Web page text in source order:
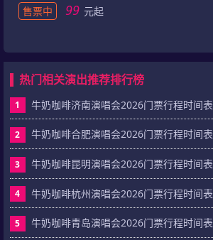
售票中
99 元起
热门相关演出推荐排行榜
1 牛奶咖啡济南演唱会2026门票行程时间表
2 牛奶咖啡合肥演唱会2026门票行程时间表
3 牛奶咖啡昆明演唱会2026门票行程时间表
4 牛奶咖啡杭州演唱会2026门票行程时间表
5 牛奶咖啡青岛演唱会2026门票行程时间表